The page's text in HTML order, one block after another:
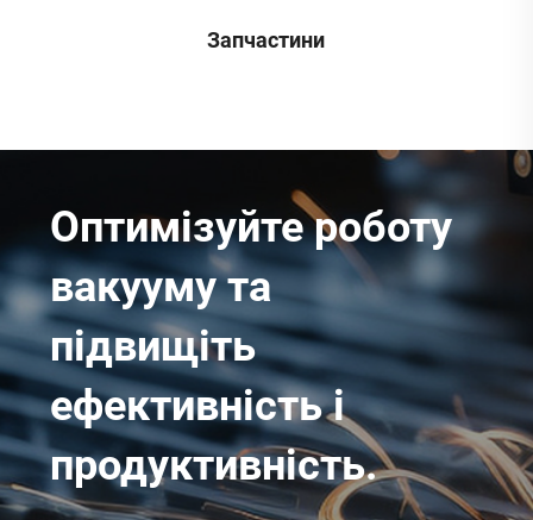
Запчастини
Оптимізуйте роботу
вакууму та
підвищіть
ефективність і
продуктивність.